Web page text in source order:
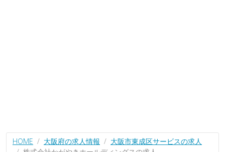
HOME 大阪府の求人情報
大阪市東成区サービスの求人